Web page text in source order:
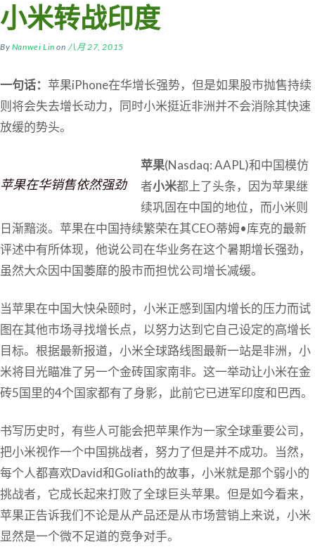
小米转战印度
By Nanwei Lin on 八月 27, 2015
一句话： 苹果iPhone在华增长强势，但是如果股市抛售持续
则将会失去增长动力，同时小米挺近非洲并不会消除其快速
放缓的势头。
苹果在华销售依然强劲
苹果(Nasdaq: AAPL)和中国模仿
者小米都上了头条，因为苹果继
续巩固在中国的地位，而小米则
日渐黯淡。苹果在中国持续繁荣在其CEO蒂姆•库克的最新
评述中有所体现，他说公司在华业务在这个暑期增长强劲，
虽然大众因中国萎靡的股市而担忧公司增长减缓。
当苹果在中国大快朵颐时，小米正感到国内增长的压力而试
图在其他市场寻找增长点，以努力达到它自己设定的高增长
目标。根据最新报道，小米全球路线图最新一站是非洲，小
米将目光瞄准了另一个金砖国家南非。这一举动让小米在金
砖5国里的4个国家都有了身影，此前它已进军印度和巴西。
书写历史时，有些人可能会把苹果作为一家全球重要公司，
把小米视作一个中国挑战者，努力了但是并不成功。当然，
每个人都喜欢David和Goliath的故事，小米就是那个弱小的
挑战者，它成长起来打败了全球巨头苹果。但是如今看来，
苹果正告诉我们不论是从产品还是从市场营销上来说，小米
显然是一个微不足道的竞争对手。